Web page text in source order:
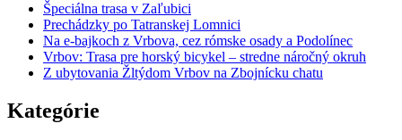
Špeciálna trasa v Zaľubici
Prechádzky po Tatranskej Lomnici
Na e-bajkoch z Vrbova, cez rómske osady a Podolínec
Vrbov: Trasa pre horský bicykel – stredne náročný okruh
Z ubytovania Žltýdom Vrbov na Zbojnícku chatu
Kategórie